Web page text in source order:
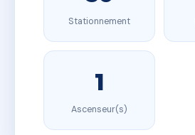
Stationnement
1
Ascenseur(s)